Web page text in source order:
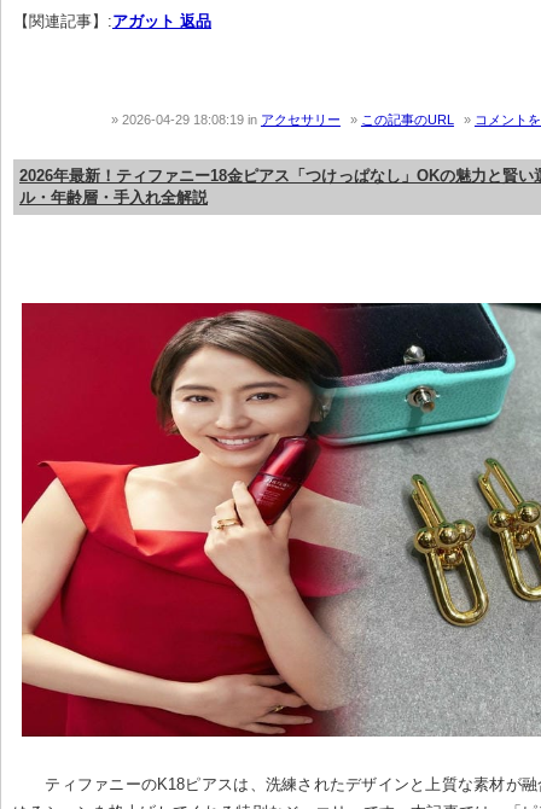
【関連記事】:アガット 返品
2026-04-29 18:08:19 in アクセサリー この記事のURL コメント
2026年最新！ティファニー18金ピアス「つけっぱなし」OKの魅力と賢い
ル・年齢層・手入れ全解説
ティファニーのK18ピアスは、洗練されたデザインと上質な素材が